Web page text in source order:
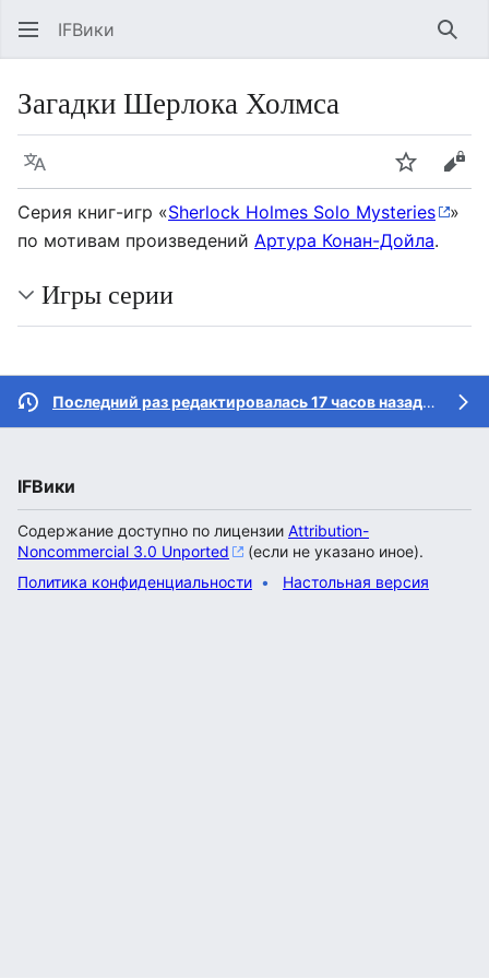
IFВики
Загадки Шерлока Холмса
Язык Следить
Серия книг-игр «Sherlock Holmes Solo Mysteries
»
по мотивам произведений Артура Конан-Дойла.
Игры серии
Последний раз редактировалась 17 часов назад
IFВики
Содержание доступно по лицензии Attribution-
Noncommercial 3.0 Unported
(если не указано иное).
Политика конфиденциальности
Настольная версия